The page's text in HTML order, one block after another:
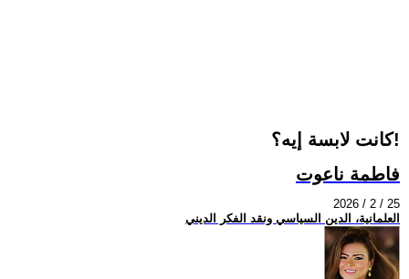
كانت لابسة إيه؟!
فاطمة ناعوت
2026 / 2 / 25
العلمانية، الدين السياسي ونقد الفكر الديني